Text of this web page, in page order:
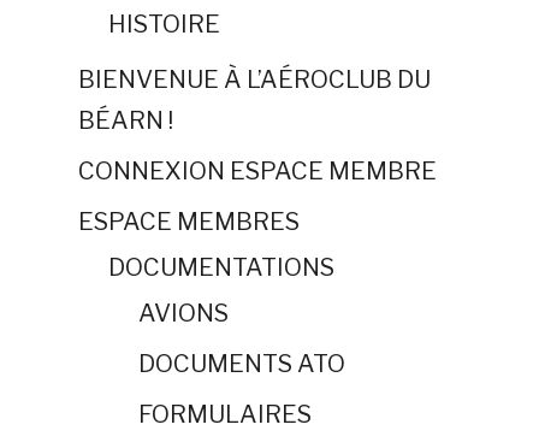
HISTOIRE
BIENVENUE À L’AÉROCLUB DU
BÉARN !
CONNEXION ESPACE MEMBRE
ESPACE MEMBRES
DOCUMENTATIONS
AVIONS
DOCUMENTS ATO
FORMULAIRES